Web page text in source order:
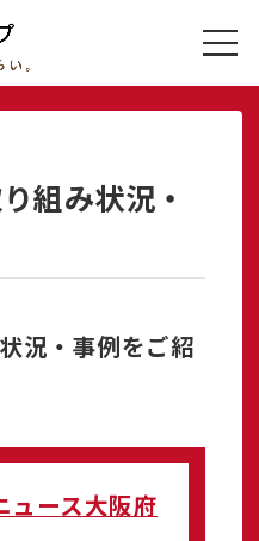
組み状況・
況・事例をご紹
ュース大阪府